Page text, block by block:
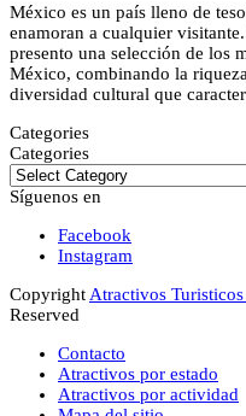
México es un país lleno de
enamoran a cualquier
presento una selección de los
México, combinando la
diversidad cultural que
Categories
Categories
Síguenos en
Facebook
Instagram
Copyright Atractivos
Reserved
Contacto
Atractivos por estado
Atractivos por actividad